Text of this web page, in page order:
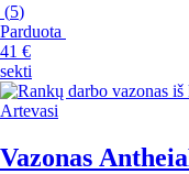
(5)
Parduota
41 €
sekti
Artevasi
Vazonas Antheia